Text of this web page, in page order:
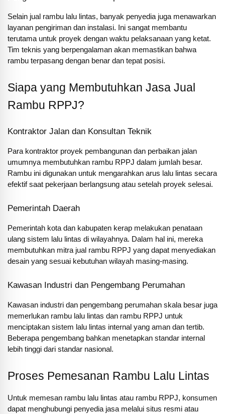
Selain jual rambu lalu lintas, banyak penyedia juga menawarkan
layanan pengiriman dan instalasi. Ini sangat membantu
terutama untuk proyek dengan waktu pelaksanaan yang ketat.
Tim teknis yang berpengalaman akan memastikan bahwa
rambu terpasang dengan benar dan tepat posisi.
Siapa yang Membutuhkan Jasa Jual
Rambu RPPJ?
Kontraktor Jalan dan Konsultan Teknik
Para kontraktor proyek pembangunan dan perbaikan jalan
umumnya membutuhkan rambu RPPJ dalam jumlah besar.
Rambu ini digunakan untuk mengarahkan arus lalu lintas secara
efektif saat pekerjaan berlangsung atau setelah proyek selesai.
Pemerintah Daerah
Pemerintah kota dan kabupaten kerap melakukan penataan
ulang sistem lalu lintas di wilayahnya. Dalam hal ini, mereka
membutuhkan mitra jual rambu RPPJ yang dapat menyediakan
desain yang sesuai kebutuhan wilayah masing-masing.
Kawasan Industri dan Pengembang Perumahan
Kawasan industri dan pengembang perumahan skala besar juga
memerlukan rambu lalu lintas dan rambu RPPJ untuk
menciptakan sistem lalu lintas internal yang aman dan tertib.
Beberapa pengembang bahkan menetapkan standar internal
lebih tinggi dari standar nasional.
Proses Pemesanan Rambu Lalu Lintas
Untuk memesan rambu lalu lintas atau rambu RPPJ, konsumen
dapat menghubungi penyedia jasa melalui situs resmi atau